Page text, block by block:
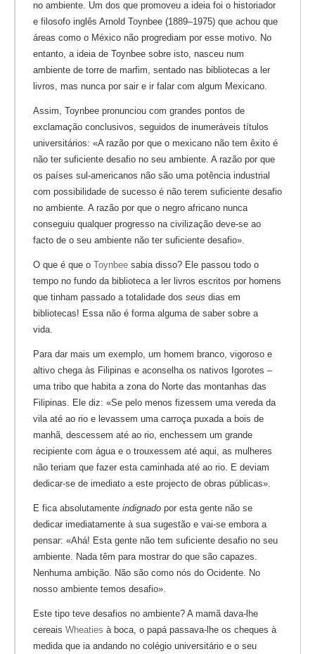
no ambiente. Um dos que promoveu a ideia foi o historiador
e filosofo inglês Arnold Toynbee (1889–1975) que achou que
áreas como o México não progrediam por esse motivo. No
entanto, a ideia de Toynbee sobre isto, nasceu num
ambiente de torre de marfim, sentado nas bibliotecas a ler
livros, mas nunca por sair e ir falar com algum Mexicano.
Assim, Toynbee pronunciou com grandes pontos de
exclamação conclusivos, seguidos de inumeráveis títulos
universitários: «A razão por que o mexicano não tem êxito é
não ter suficiente desafio no seu ambiente. A razão por que
os países sul-americanos não são uma potência industrial
com possibilidade de sucesso é não terem suficiente desafio
no ambiente. A razão por que o negro africano nunca
conseguiu qualquer progresso na civilização deve-se ao
facto de o seu ambiente não ter suficiente desafio».
O que é que o Toynbee sabia disso? Ele passou todo o
tempo no fundo da biblioteca a ler livros escritos por homens
que tinham passado a totalidade dos seus dias em
bibliotecas! Essa não é forma alguma de saber sobre a
vida.
Para dar mais um exemplo, um homem branco, vigoroso e
altivo chega às Filipinas e aconselha os nativos Igorotes –
uma tribo que habita a zona do Norte das montanhas das
Filipinas. Ele diz: «Se pelo menos fizessem uma vereda da
vila até ao rio e levassem uma carroça puxada a bois de
manhã, descessem até ao rio, enchessem um grande
recipiente com água e o trouxessem até aqui, as mulheres
não teriam que fazer esta caminhada até ao rio. E deviam
dedicar-se de imediato a este projecto de obras públicas».
E fica absolutamente indignado por esta gente não se
dedicar imediatamente à sua sugestão e vai-se embora a
pensar: «Ahá! Esta gente não tem suficiente desafio no seu
ambiente. Nada têm para mostrar do que são capazes.
Nenhuma ambição. Não são como nós do Ocidente. No
nosso ambiente temos desafio».
Este tipo teve desafios no ambiente? A mamã dava-lhe
cereais Wheaties à boca, o papá passava-lhe os cheques à
medida que ia andando no colégio universitário e o seu